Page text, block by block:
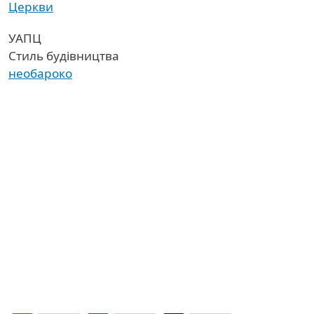
Церкви
УАПЦ
Стиль будівництва
необароко